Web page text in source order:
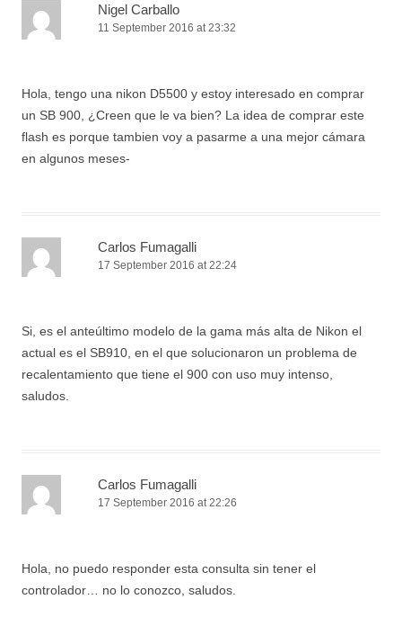
Nigel Carballo
11 September 2016 at 23:32
Hola, tengo una nikon D5500 y estoy interesado en comprar
un SB 900, ¿Creen que le va bien? La idea de comprar este
flash es porque tambien voy a pasarme a una mejor cámara
en algunos meses-
Carlos Fumagalli
17 September 2016 at 22:24
Si, es el anteúltimo modelo de la gama más alta de Nikon el
actual es el SB910, en el que solucionaron un problema de
recalentamiento que tiene el 900 con uso muy intenso,
saludos.
Carlos Fumagalli
17 September 2016 at 22:26
Hola, no puedo responder esta consulta sin tener el
controlador… no lo conozco, saludos.